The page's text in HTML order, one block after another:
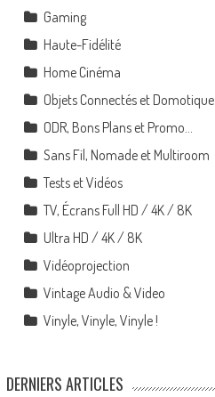
Gaming
Haute-Fidélité
Home Cinéma
Objets Connectés et Domotique
ODR, Bons Plans et Promo…
Sans Fil, Nomade et Multiroom
Tests et Vidéos
TV, Écrans Full HD / 4K / 8K
Ultra HD / 4K / 8K
Vidéoprojection
Vintage Audio & Video
Vinyle, Vinyle, Vinyle !
DERNIERS ARTICLES